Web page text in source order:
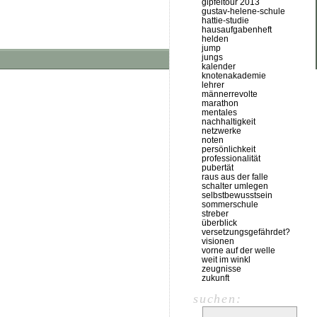
gipfeltour 2013
gustav-helene-schule
hattie-studie
hausaufgabenheft
helden
jump
jungs
kalender
knotenakademie
lehrer
männerrevolte
marathon
mentales
nachhaltigkeit
netzwerke
noten
persönlichkeit
professionalität
pubertät
raus aus der falle
schalter umlegen
selbstbewusstsein
sommerschule
streber
überblick
versetzungsgefährdet?
visionen
vorne auf der welle
weit im winkl
zeugnisse
zukunft
suchen: